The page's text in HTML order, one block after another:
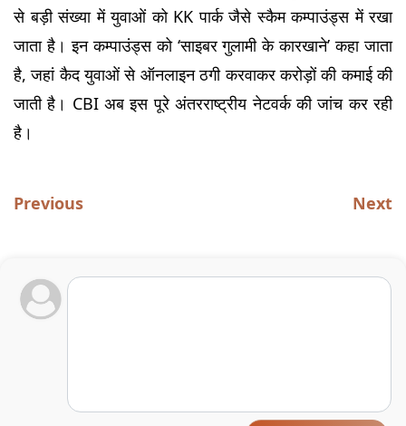
से बड़ी संख्या में युवाओं को KK पार्क जैसे स्कैम कम्पाउंड्स में रखा
जाता है। इन कम्पाउंड्स को ‘साइबर गुलामी के कारखाने’ कहा जाता
है, जहां कैद युवाओं से ऑनलाइन ठगी करवाकर करोड़ों की कमाई की
जाती है। CBI अब इस पूरे अंतरराष्ट्रीय नेटवर्क की जांच कर रही
है।
Previous Next